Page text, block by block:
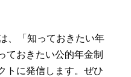
、「知っておきたい年
ておきたい公的年金制
トに発信します。ぜひ